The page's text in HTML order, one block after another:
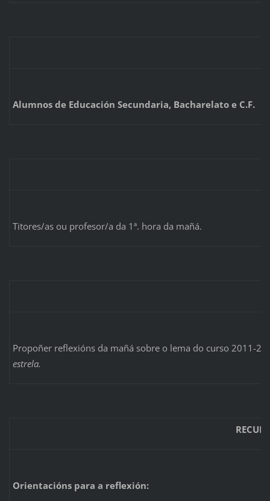
Alumnos de Educación Secundaria, Bacharelato e C.F.
Titores/as ou profesor/a da 1ª. hora da mañá.
Propoñer reflexións da mañá sobre o lema do curso 2011-
estrela.
Orientacións para a reflexión: